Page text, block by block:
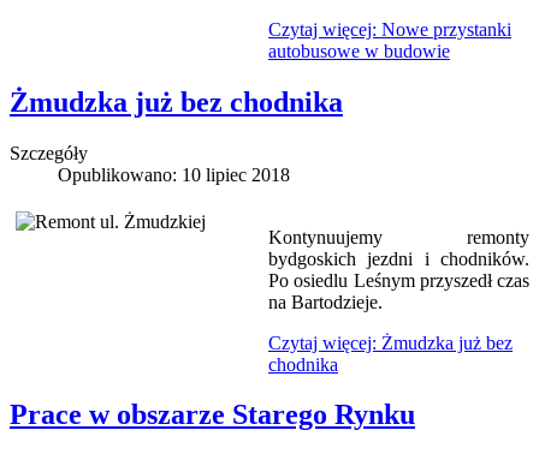
Czytaj więcej: Nowe przystanki
autobusowe w budowie
Żmudzka już bez chodnika
Szczegóły
Opublikowano: 10 lipiec 2018
Kontynuujemy remonty
bydgoskich jezdni i chodników.
Po osiedlu Leśnym przyszedł czas
na Bartodzieje.
Czytaj więcej: Żmudzka już bez
chodnika
Prace w obszarze Starego Rynku